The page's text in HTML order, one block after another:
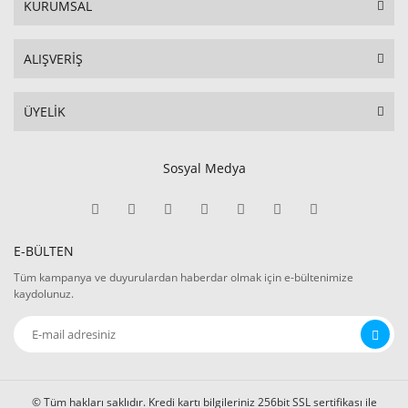
KURUMSAL
ALIŞVERİŞ
ÜYELİK
Sosyal Medya
E-BÜLTEN
Tüm kampanya ve duyurulardan haberdar olmak için e-bültenimize
kaydolunuz.
© Tüm hakları saklıdır. Kredi kartı bilgileriniz 256bit SSL sertifikası ile